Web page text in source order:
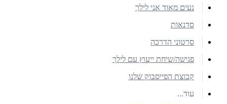
נעים מאוד אני לילך
סדנאות
סרטוני הדרכה
פגישה/שיחת ייעוץ עם לילך
קבוצת הפייסבוק שלנו
עוד...